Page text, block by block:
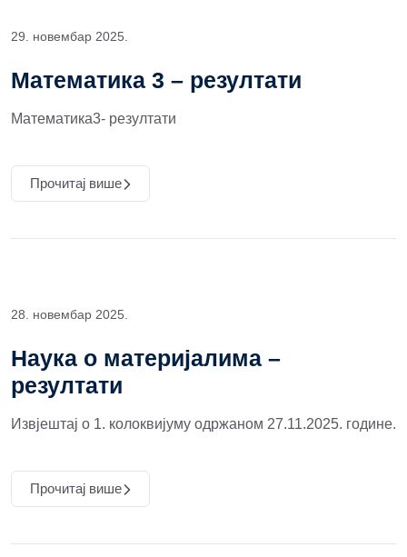
29. новембар 2025.
Математика 3 – резултати
Математика3- резултати
Прочитај више
28. новембар 2025.
Наука о материјалима –
резултати
Извјештај о 1. колоквијуму одржаном 27.11.2025. године.
Прочитај више